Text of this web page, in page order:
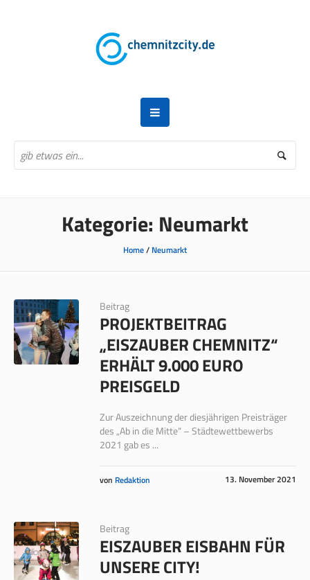
Kategorie: Neumarkt
Home/ Neumarkt
Beitrag
PROJEKTBEITRAG
„EISZAUBER CHEMNITZ“
ERHÄLT 9.000 EURO
PREISGELD
Zur Auszeichnung der diesjährigen Preisträger
des „Ab in die Mitte“ – Städtewettbewerbs
2021 gab es ...
13. November 2021
von Redaktion
Beitrag
EISZAUBER EISBAHN FÜR
UNSERE CITY!